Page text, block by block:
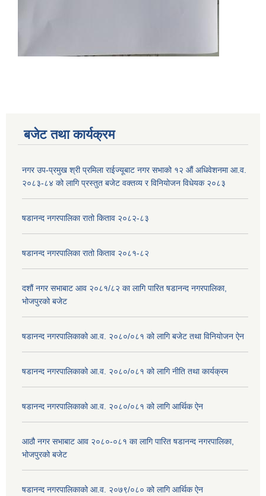
बजेट तथा कार्यक्रम
नगर उप-प्रमुख श्री प्रमिला राईज्यूबाट नगर सभाको १२ ‍औं अधिवेशनमा आ.व.
२०८३-८४ को लागि प्रस्तुत बजेट वक्तव्य र विनियोजन विधेयक २०८३
षडानन्द नगरपालिका रातो किताव २०८२-८३
षडानन्द नगरपालिका रातो किताव २०८१-८२
दशौं नगर सभाबाट आव २०८१/८२ का लागि पारित षडानन्द नगरपालिका,
भोजपुरको बजेट
षडानन्द नगरपालिकाको आ.व. २०८०/०८१ को लागि बजेट तथा विनियोजन ऐन
षडानन्द नगरपालिकाको आ.व. २०८०/०८१ को लागि नीति तथा कार्यक्रम
षडानन्द नगरपालिकाको आ.व. २०८०/०८१ को लागि आर्थिक ऐन
आठौ नगर सभाबाट आव २०८०-०८१ का लागि पारित षडानन्द नगरपालिका,
भोजपुरको बजेट
षडानन्द नगरपालिकाको आ.व. २०७९/०८० को लागि आर्थिक ऐन